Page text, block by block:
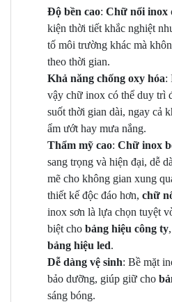
Độ bền cao: Chữ nổi inox
kiện thời tiết khắc nghiệt
tố môi trường khác mà
theo thời gian.
Khả năng chống oxy hóa:
vậy chữ inox có thể duy trì
suốt thời gian dài, ngay cả
ẩm ướt hay mưa nắng.
Thẩm mỹ cao: Chữ inox
sang trọng và hiện đại, dễ
mẽ cho không gian xung
thiết kế độc đáo hơn, chữ
inox sơn là lựa chọn tuyệt
biệt cho bảng hiệu công ty,
bảng hiệu led.
Dễ dàng vệ sinh: Bề mặt
bảo dưỡng, giúp giữ cho
sáng bóng.